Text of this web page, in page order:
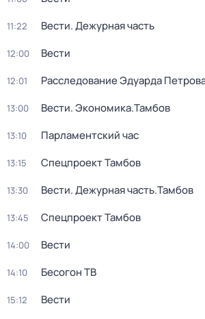
11:22 Вести. Дежурная часть
12:00 Вести
12:01 Расследование Эдуарда
13:00 Вести. Экономика.Тамбов
13:10 Парламентский час
13:15 Спецпроект Тамбов
13:30 Вести. Дежурная часть.Тамбов
13:45 Спецпроект Тамбов
14:00 Вести
14:10 Бесогон ТВ
15:12 Вести